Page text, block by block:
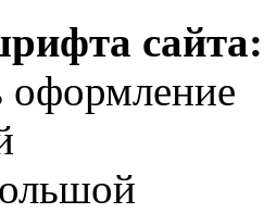
сайта:
оформление